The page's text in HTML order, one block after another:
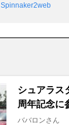
Spinnaker2web
シュアラ
周年記念に
ババロンさん